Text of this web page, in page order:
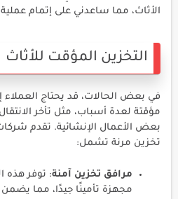
الأثاث، مما ساعدني على إتمام
التخزين المؤقت للأثاث
في بعض الحالات، قد يحتاج العملاء
مؤقتة لعدة أسباب، مثل تأخر
بعض الأعمال الإنشائية. تقدم
تخزين مرنة تشمل:
مرافق تخزين آمنة: توفر هذه
مجهزة تأمينًا جيدًا، مما